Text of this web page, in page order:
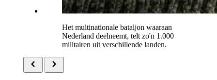
Het multinationale bataljon waaraan
Nederland deelneemt, telt zo'n 1.000
militairen uit verschillende landen.